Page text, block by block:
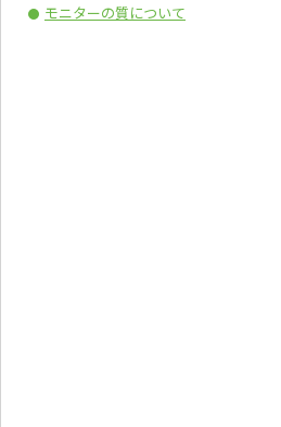
モニターの質について